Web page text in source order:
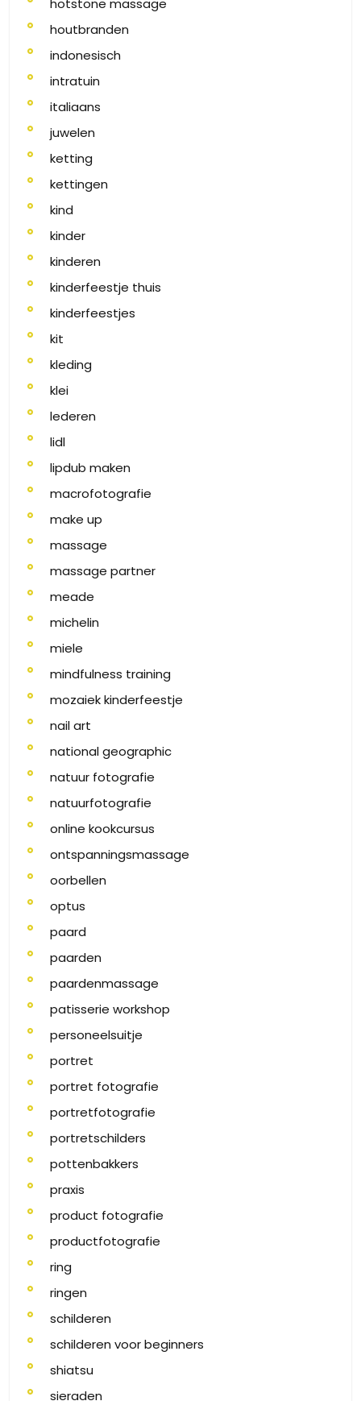
hotstone massage
houtbranden
indonesisch
intratuin
italiaans
juwelen
ketting
kettingen
kind
kinder
kinderen
kinderfeestje thuis
kinderfeestjes
kit
kleding
klei
lederen
lidl
lipdub maken
macrofotografie
make up
massage
massage partner
meade
michelin
miele
mindfulness training
mozaiek kinderfeestje
nail art
national geographic
natuur fotografie
natuurfotografie
online kookcursus
ontspanningsmassage
oorbellen
optus
paard
paarden
paardenmassage
patisserie workshop
personeelsuitje
portret
portret fotografie
portretfotografie
portretschilders
pottenbakkers
praxis
product fotografie
productfotografie
ring
ringen
schilderen
schilderen voor beginners
shiatsu
sieraden